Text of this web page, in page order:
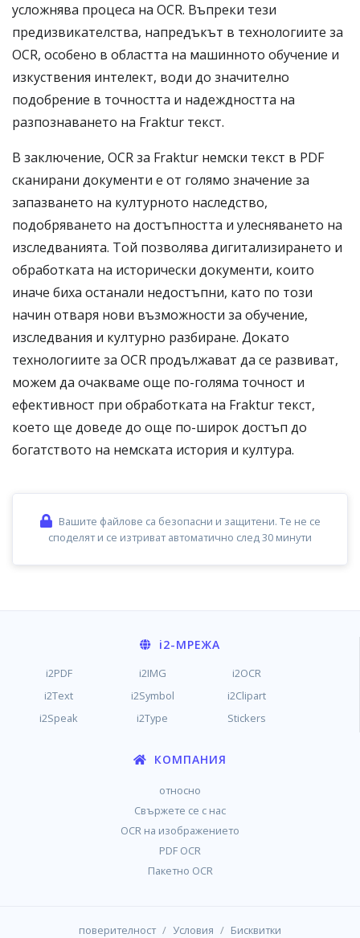
усложнява процеса на OCR. Въпреки тези
предизвикателства, напредъкът в технологиите за
OCR, особено в областта на машинното обучение и
изкуствения интелект, води до значително
подобрение в точността и надеждността на
разпознаването на Fraktur текст.
В заключение, OCR за Fraktur немски текст в PDF
сканирани документи е от голямо значение за
запазването на културното наследство,
подобряването на достъпността и улесняването на
изследванията. Той позволява дигитализирането и
обработката на исторически документи, които
иначе биха останали недостъпни, като по този
начин отваря нови възможности за обучение,
изследвания и културно разбиране. Докато
технологиите за OCR продължават да се развиват,
можем да очакваме още по-голяма точност и
ефективност при обработката на Fraktur текст,
което ще доведе до още по-широк достъп до
богатството на немската история и култура.
Вашите файлове са безопасни и защитени. Те не се
споделят и се изтриват автоматично след 30 минути
i2-МРЕЖА
i2PDF i2IMG
i2OCR
i2Text
i2Symbol
i2Clipart
i2Speak
i2Type Stickers
КОМПАНИЯ
относно
Свържете се с нас
OCR на изображението
PDF OCR
Пакетно OCR
поверителност / Условия / Бисквитки